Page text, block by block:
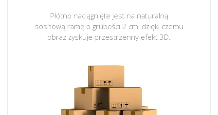
Płótno naciągnięte jest na naturalną
sosnową ramę o grubości 2 cm, dzięki czemu
obraz zyskuje przestrzenny efekt 3D.